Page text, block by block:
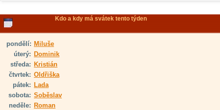
Kdo a kdy má svátek tento týden
pondělí: Miluše
úterý: Dominik
středa: Kristián
čtvrtek: Oldřiška
pátek: Lada
sobota: Soběslav
neděle: Roman